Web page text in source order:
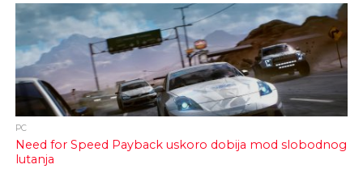
PC
Need for Speed Payback uskoro dobija mod slobodnog
lutanja